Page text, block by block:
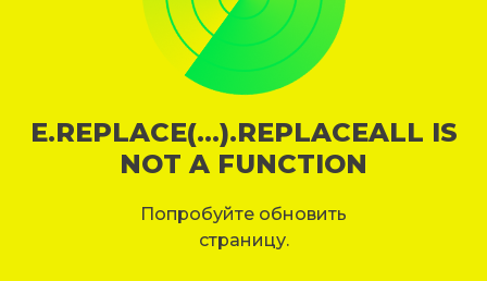
E.REPLACE(...).REPLACEALL IS
NOT A FUNCTION
Попробуйте обновить
страницу.